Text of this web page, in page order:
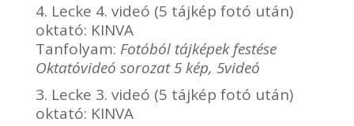
4. Lecke 4. videó (5 tájkép fotó után)
oktató: KINVA
Tanfolyam: Fotóból tájképek festése
Oktatóvideó sorozat 5 kép, 5videó
3. Lecke 3. videó (5 tájkép fotó után)
oktató: KINVA